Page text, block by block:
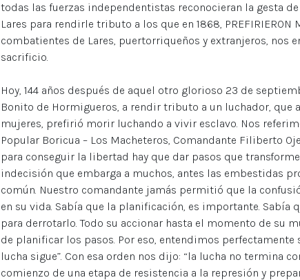
todas las fuerzas independentistas reconocieran la gesta
Lares para rendirle tributo a los que en 1868, PREFIRIERON
combatientes de Lares, puertorriqueños y extranjeros, nos
sacrificio.
Hoy, 144 años después de aquel otro glorioso 23 de
Bonito de Hormigueros, a rendir tributo a un luchador, que
mujeres, prefirió morir luchando a vivir esclavo. Nos
Popular Boricua – Los Macheteros, Comandante Filiberto
para conseguir la libertad hay que dar pasos que
indecisión que embarga a muchos, antes las embestidas
común. Nuestro comandante jamás permitió que la
en su vida. Sabía que la planificación, es importante. Sabía
para derrotarlo. Todo su accionar hasta el momento de su
de planificar los pasos. Por eso, entendimos perfectamente
lucha sigue”. Con esa orden nos dijo: “la lucha no termina
comienzo de una etapa de resistencia a la represión y